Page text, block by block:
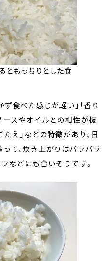
ともっちりとした食
ず食べた感じが軽い」「香り
スやオイルとの相性が抜
え」などの特徴があり、日
て、炊き上がりはパラパラ
などにも合いそうです。